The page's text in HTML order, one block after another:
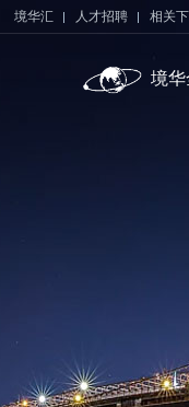
境华汇 人才招聘 相关
境